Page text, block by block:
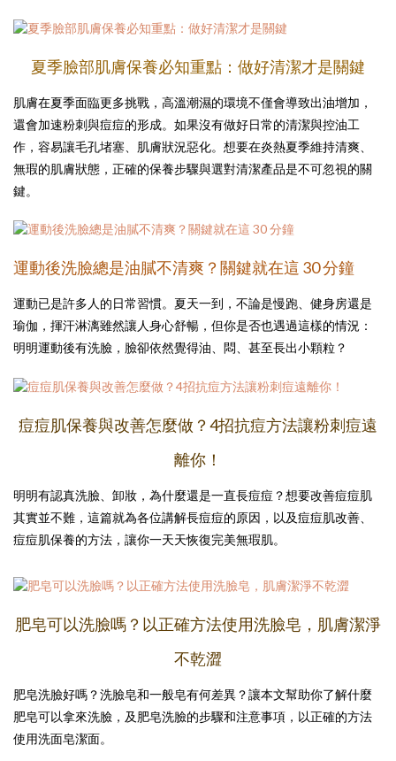
夏季臉部肌膚保養必知重點：做好清潔才是關鍵
肌膚在夏季面臨更多挑戰，高溫潮濕的環境不僅會導致出油增加，
還會加速粉刺與痘痘的形成。如果沒有做好日常的清潔與控油工
作，容易讓毛孔堵塞、肌膚狀況惡化。想要在炎熱夏季維持清爽、
無瑕的肌膚狀態，正確的保養步驟與選對清潔產品是不可忽視的關
鍵。
運動後洗臉總是油膩不清爽？關鍵就在這 30 分鐘
運動已是許多人的日常習慣。夏天一到，不論是慢跑、健身房還是
瑜伽，揮汗淋漓雖然讓人身心舒暢，但你是否也遇過這樣的情況：
明明運動後有洗臉，臉卻依然覺得油、悶、甚至長出小顆粒？
痘痘肌保養與改善怎麼做？4招抗痘方法讓粉刺痘遠
離你！
明明有認真洗臉、卸妝，為什麼還是一直長痘痘？想要改善痘痘肌
其實並不難，這篇就為各位講解長痘痘的原因，以及痘痘肌改善、
痘痘肌保養的方法，讓你一天天恢復完美無瑕肌。
肥皂可以洗臉嗎？以正確方法使用洗臉皂，肌膚潔淨
不乾澀
肥皂洗臉好嗎？洗臉皂和一般皂有何差異？讓本文幫助你了解什麼
肥皂可以拿來洗臉，及肥皂洗臉的步驟和注意事項，以正確的方法
使用洗面皂潔面。